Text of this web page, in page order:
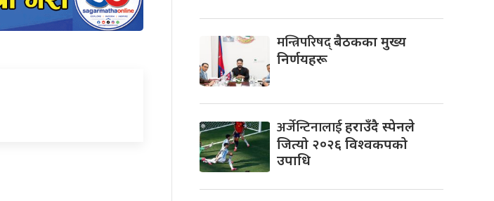
मन्त्रिपरिषद्बैठकका मुख्य
निर्णयहरू
अर्जेन्टिनालाईहराउँदै स्पेनले
जित्यो २०२६ विश्वकपको
उपाधि